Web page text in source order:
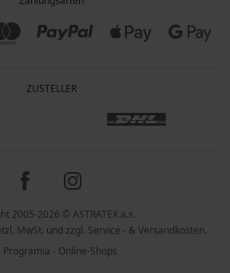
ZUSTELLER
2005-2026 © ASTRATEX a.s.
MwSt. und zzgl. Service - & Versandkosten.
Programia - Online-Shops